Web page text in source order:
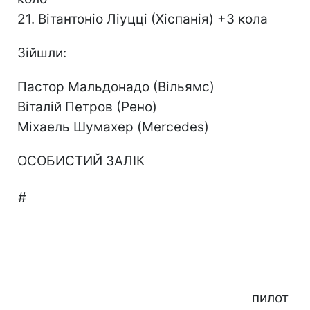
21. Вітантоніо Ліуцці (Хіспанія) +3 кола
Зійшли:
Пастор Мальдонадо (Вільямс)
Віталій Петров (Рено)
Міхаель Шумахер (Mercedes)
ОСОБИСТИЙ ЗАЛІК
#
пилот